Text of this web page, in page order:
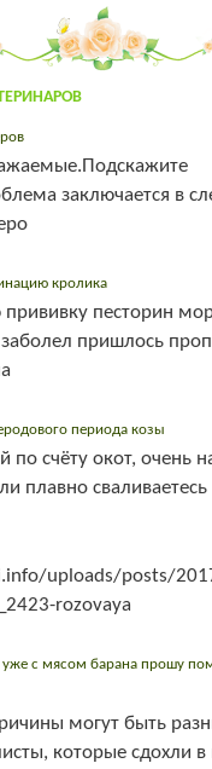
заключается в
кролика
песторин
пришлось
периода козы
по счёту окот, очень
плавно сваливаетесь
uploads/posts/
rozovaya
уже с мясом барана прошу
могут быть
которые сдохли в